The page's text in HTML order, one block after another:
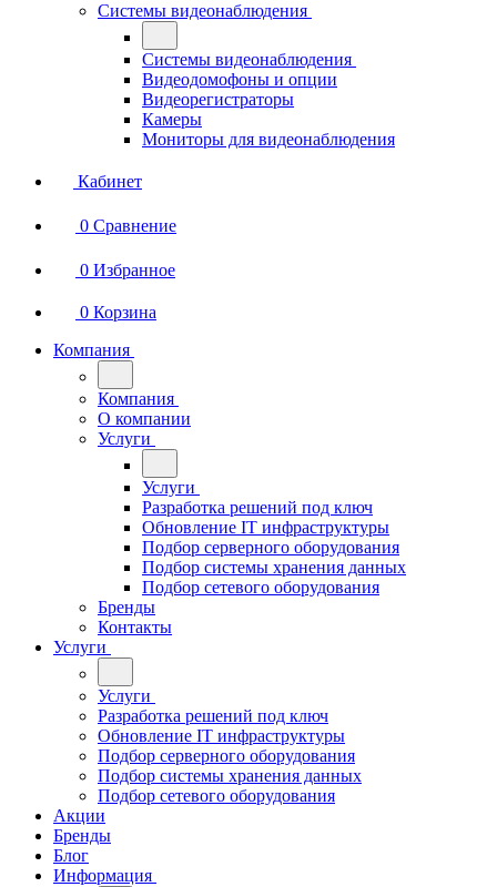
Системы видеонаблюдения
Системы видеонаблюдения
Видеодомофоны и опции
Видеорегистраторы
Камеры
Мониторы для видеонаблюдения
Кабинет
0 Сравнение
0 Избранное
0 Корзина
Компания
Компания
О компании
Услуги
Услуги
Разработка решений под ключ
Обновление IT инфраструктуры
Подбор серверного оборудования
Подбор системы хранения данных
Подбор сетевого оборудования
Бренды
Контакты
Услуги
Услуги
Разработка решений под ключ
Обновление IT инфраструктуры
Подбор серверного оборудования
Подбор системы хранения данных
Подбор сетевого оборудования
Акции
Бренды
Блог
Информация